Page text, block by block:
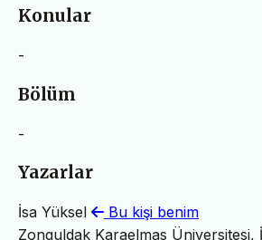
Konular
-
Bölüm
-
Yazarlar
İsa Yüksel
Bu kişi benim
Zonguldak Karaelmas Üniversitesi,